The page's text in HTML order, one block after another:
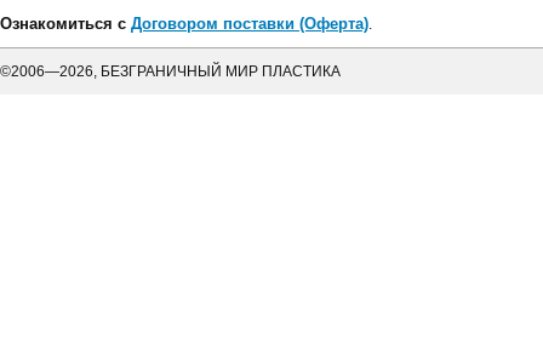
Ознакомиться с Договором поставки (Оферта).
©2006—2026, БЕЗГРАНИЧНЫЙ МИР ПЛАСТИКА